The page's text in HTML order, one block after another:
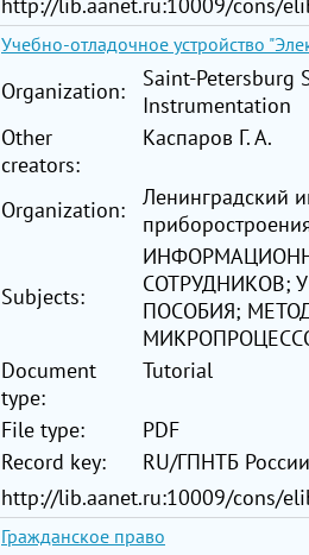
Учебно-отладочное устройство
Organization:
Saint-Petersburg
Instrumentation
Other
creators:
Каспаров Г. А.
Organization:
Ленинградский
Subjects:
СОТРУДНИКОВ;
ПОСОБИЯ;
Document
type:
Tutorial
File type:
PDF
Record key:
RU/ГПНТБ
http://lib.aanet.ru:10009/cons/
Гражданское право